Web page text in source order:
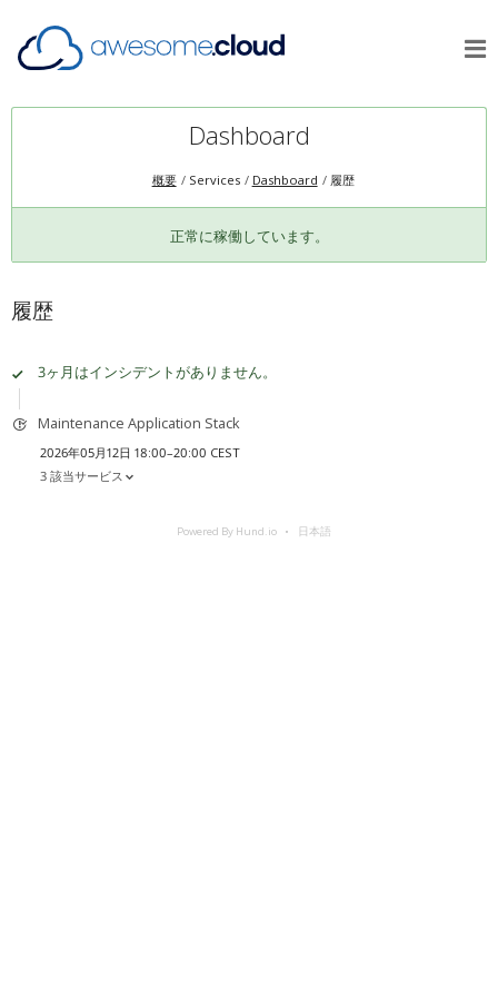
Dashboard
概要 Services Dashboard 履歴
正常に稼働しています。
履歴
3ヶ月はインシデントがありません。
Maintenance Application Stack
2026年05月12日 18:00–20:00 CEST
3 該当サービス
Powered By Hund.io 日本語